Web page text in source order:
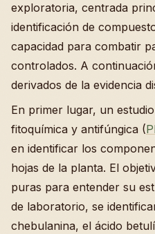
exploratoria, centrada
identificación de
capacidad para combatir
controlados. A
derivados de la evidencia
En primer lugar, un
fitoquímica y antifúngica (
en identificar los
hojas de la planta. El
puras para entender su
de laboratorio, se
chebulanina, el ácido